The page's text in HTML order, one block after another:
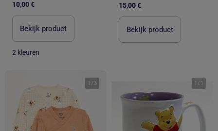
10,00 €
Bekijk product
2 kleuren
15,00 €
Bekijk product
1 / 3 1 / 1